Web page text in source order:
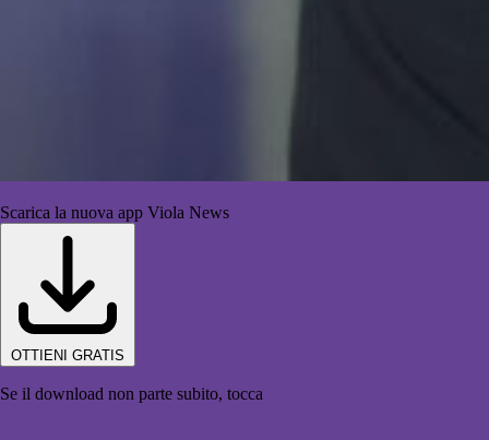
Scarica la nuova app Viola News
OTTIENI GRATIS
Se il download non parte subito, tocca